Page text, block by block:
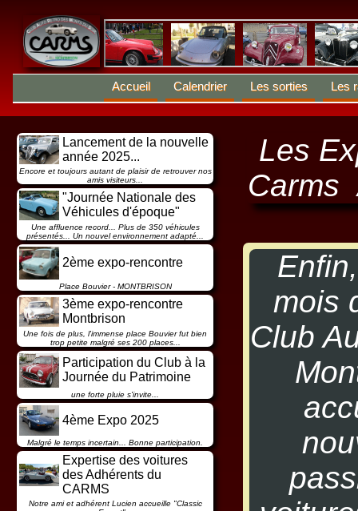
Accueil Calendrier Les sorties Les
Les
Carms
mois
Club
Lancement de la nouvelle
année 2025...
Encore et toujours autant de plaisir de retrouver nos
amis visiteurs...
"Journée Nationale des
Véhicules d'époque"
Une affluence record... Plus de 350 véhicules
présentés... Un nouvel environnement adapté...
2ème expo-rencontre
Place Bouvier - MONTBRISON
3ème expo-rencontre
Montbrison
Une fois de plus, l'immense place Bouvier fut bien
trop petite malgré ses 200 places...
Participation du Club à la
Journée du Patrimoine
une forte pluie s'invite...
4ème Expo 2025
Malgré le temps incertain... Bonne participation.
Expertise des voitures
des Adhérents du
CARMS
Notre ami et adhérent Lucien accueille "Classic